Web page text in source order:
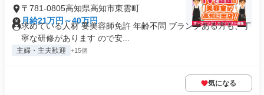
〒781-0805高知県高知市東雲町
月給21万円～40万円
求めている人材 要美容師免許 年齢不問 ブランクある方も、丁
寧な研修があります ので安...
主婦・主夫歓迎 +15個
気になる